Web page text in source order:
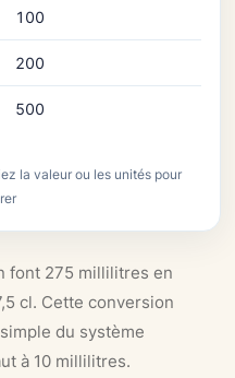
100
200
500
la valeur ou les unités pour
font 275 millilitres en
cl. Cette conversion
du système
à 10 millilitres.